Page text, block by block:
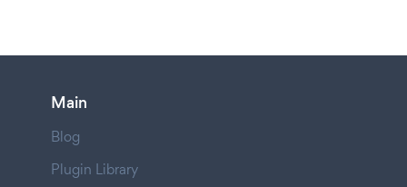
Main
Blog
Plugin Library